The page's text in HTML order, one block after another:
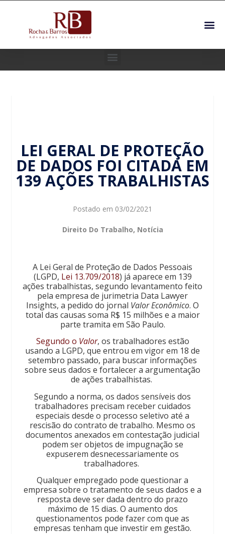
LEI GERAL DE PROTEÇÃO
DE DADOS FOI CITADA EM
139 AÇÕES TRABALHISTAS
Postado em 03/02/2021
Direito Do Trabalho, Notícia
A Lei Geral de Proteção de Dados Pessoais
(LGPD, Lei 13.709/2018) já aparece em 139
ações trabalhistas, segundo levantamento feito
pela empresa de jurimetria Data Lawyer
Insights, a pedido do jornal Valor Econômico. O
total das causas soma R$ 15 milhões e a maior
parte tramita em São Paulo.
Segundo o Valor, os trabalhadores estão
usando a LGPD, que entrou em vigor em 18 de
setembro passado, para buscar informações
sobre seus dados e fortalecer a argumentação
de ações trabalhistas.
Segundo a norma, os dados sensíveis dos
trabalhadores precisam receber cuidados
especiais desde o processo seletivo até a
rescisão do contrato de trabalho. Mesmo os
documentos anexados em contestação judicial
podem ser objetos de impugnação se
expuserem desnecessariamente os
trabalhadores.
Qualquer empregado pode questionar a
empresa sobre o tratamento de seus dados e a
resposta deve ser dada dentro do prazo
máximo de 15 dias. O aumento dos
questionamentos pode fazer com que as
empresas tenham que investir em gestão.